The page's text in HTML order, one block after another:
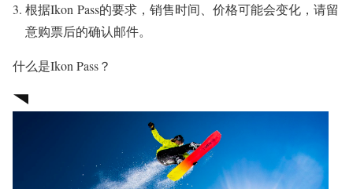
根据Ikon Pass的要求，销售时间、价格可能会变化， 请留
意购票后的确认邮件。
什么是Ikon Pass？